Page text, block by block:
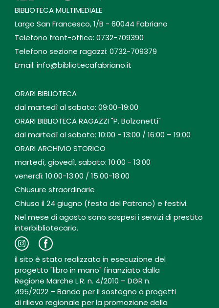
BIBLIOTECA MULTIMEDIALE
Largo San Francesco, 1/B - 60044 Fabriano
Telefono front-office: 0732-709390
Telefono sezione ragazzi: 0732-709379
Email: info@bibliotecafabriano.it
ORARI BIBLIOTECA
dal martedì al sabato: 09:00-19:00
ORARI BIBLIOTECA RAGAZZI "P. Bolzonetti"
dal martedì al sabato: 10:00 - 13:00 / 16:00 – 19:00
ORARI ARCHIVIO STORICO
martedì, giovedì, sabato: 10:00 - 13:00
venerdì: 10:00-13:00 / 15:00-18:00
Chiusure straordinarie
Chiuso il 24 giugno (festa del Patrono) e festivi.
Nel mese di agosto sono sospesi i servizi di prestito
interbibliotecario.
il sito è stato realizzato in esecuzione del
progetto "libro in mano" finanziato dalla
Regione Marche L.R. n. 4/2010 – DGR n.
495/2022 – Bando per il sostegno a progetti
di rilievo regionale per la promozione della